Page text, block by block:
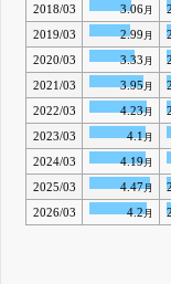
2018/03 3.06月
2019/03 2.99 月
2020/03 3.33 月
2021/03 3.95月
2022/03 4.23月
2023/03 4.1月
2024/03 4.19月
2025/03 4.47月
2026/03 4.2月